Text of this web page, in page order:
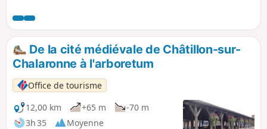
De la cité médiévale de Châtillon-sur-
Chalaronne à l'arboretum
Office de tourisme
12,00 km
+65 m
-70 m
3h 35
Moyenne